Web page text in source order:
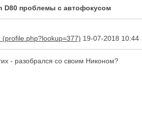
D80 проблемы с автофокусом
19-07-2018 10:44
- разобрался со своим Никоном?